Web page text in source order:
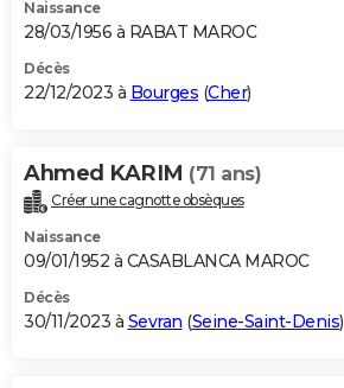
Naissance
28/03/1956 à RABAT MAROC
Décès
22/12/2023 à Bourges (Cher)
Ahmed KARIM (71 ans)
Créer une cagnotte obsèques
Naissance
09/01/1952 à CASABLANCA MAROC
Décès
30/11/2023 à Sevran (Seine-Saint-Denis)